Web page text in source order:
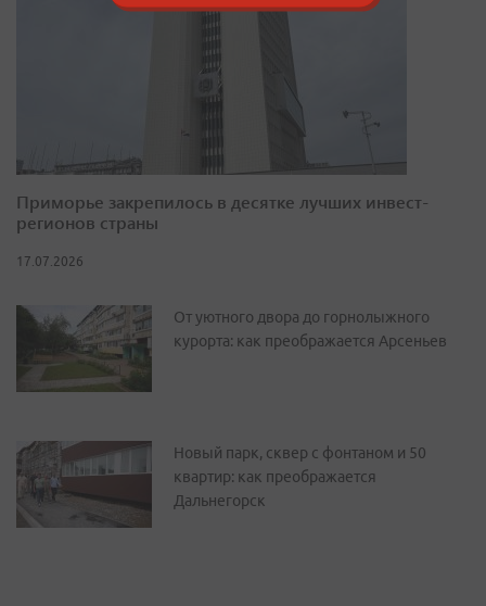
Приморье закрепилось в десятке лучших инвест-
регионов страны
17.07.2026
От уютного двора до горнолыжного
курорта: как преображается Арсеньев
Новый парк, сквер с фонтаном и 50
квартир: как преображается
Дальнегорск